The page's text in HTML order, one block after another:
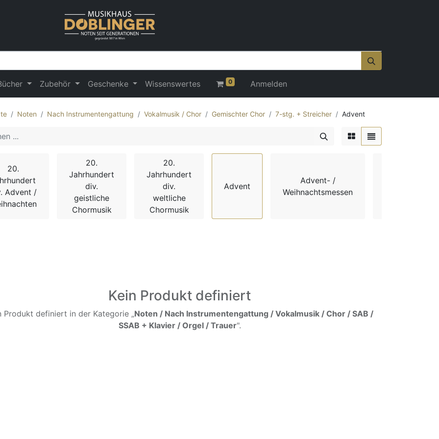
Zubehör Geschenke Wissenswertes 0 Anmelden
Noten Nach Instrumentengattung Vokalmusik / Chor Gemischter Chor 7-stg. + Streicher Advent
20.
Advent /
20.
Jahrhundert
div.
geistliche
Chormusik
20.
Jahrhundert
div.
weltliche
Chormusik
Advent
Advent- /
Weihnachtsmessen
Kein Produkt definiert
Produkt definiert in der Kategorie „Noten / Nach Instrumentengattung / Vokalmusik / Chor / SAB /
SSAB + Klavier / Orgel / Trauer".